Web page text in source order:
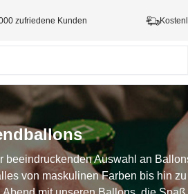
zufriedene Kunden
Auswahl an
von maskulinen Farben bis hin